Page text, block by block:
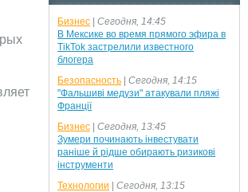
Бизнес
Сегодня, 14:45
В Мексике во время прямого эфира в
TikTok застрелили известного
блогера
Безопасность
Сегодня, 14:15
"Фальшиві медузи" атакували пляжі
Франції
Бизнес
Сегодня, 13:45
Зумери починають інвестувати
раніше й рідше обирають ризикові
інструменти
Технологии
Сегодня, 13:15